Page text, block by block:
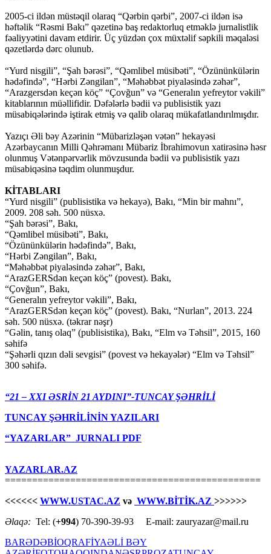
2005-ci ildən müstəqil olaraq “Qərbin qərbi”, 2007-ci ildən isə
həftəlik “Rəsmi Bakı” qəzetinə baş redaktorluq etməklə jurnalistlik
fəaliyyətini davam etdirir. Üç yüzdən çox müxtəlif səpkili məqaləsi
qəzetlərdə dərc olunub.
“Yurd nisgili”, “Şah bərəsi”, “Qəmlibel müsibəti”, “Özününkülərin
hədəfində”, “Hərbi Zəngilan”, “Məhəbbət piyaləsində zəhər”,
“Arazgersdən keçən köç” “Çovğun” və “Generalın yefreytor vəkili”
kitablarının müəllifidir. Dəfələrlə bədii və publisistik yazı
müsabiqələrində iştirak etmiş və qalib olaraq mükafatlandırılmışdır.
Yazıçı Əli bəy Azərinin “Mübarizləşən vətən” hekayəsi
Azərbaycanın Milli Qəhrəmanı Mübariz İbrahimovun xatirəsinə həsr
olunmuş Vətənpərvərlik mövzusunda bədii və publisistik yazı
müsabiqəsinə təqdim olunmuşdur.
KİTABLARI
“Yurd nisgili” (publisistika və hekayə), Bakı, “Min bir mahnı”,
2009. 208 səh. 500 nüsxə.
“Şah bərəsi”, Bakı,
“Qəmlibel müsibəti”, Bakı,
“Özününkülərin hədəfində”, Bakı,
“Hərbi Zəngilan”, Bakı,
“Məhəbbət piyaləsində zəhər”, Bakı,
“ArazGERSdən keçən köç” (povest). Bakı,
“Çovğun”, Bakı,
“Generalın yefreytor vəkili”, Bakı,
“ArazGERSdən keçən köç” (povest). Bakı, “Nurlan”, 2013. 224
səh. 500 nüsxə. (təkrar nəşr)
“Gəlin, tanış olaq” (publisistika), Bakı, “Elm və Təhsil”, 2015, 160
səhifə
“Şəhərli qızın dəli sevgisi” (povest və hekayələr) “Elm və Təhsil”
300 səhifə.
“21 – XXI ƏSRİN 21 AYDINI”-TUNCAY ŞƏHRİLİ
TUNCAY ŞƏHRİLİNİN YAZILARI
“YAZARLAR” JURNALI PDF
YAZARLAR.AZ
===============================================
<<<<<< WWW.USTAC.AZ və WWW.BİTİK.AZ >>>>>>
Əlaqə: Tel: (+994) 70-390-39-93 E-mail: zauryazar@mail.ru
BARƏDƏBİOQRAFİYAƏLİ BƏY